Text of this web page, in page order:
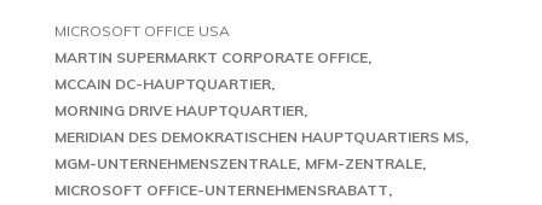
MICROSOFT OFFICE USA
MARTIN SUPERMARKT CORPORATE OFFICE
MCCAIN DC-HAUPTQUARTIER
MORNING DRIVE HAUPTQUARTIER
MERIDIAN DES DEMOKRATISCHEN HAUPTQUARTIERS MS
MGM-UNTERNEHMENSZENTRALE MFM-ZENTRALE
MICROSOFT OFFICE-UNTERNEHMENSRABATT